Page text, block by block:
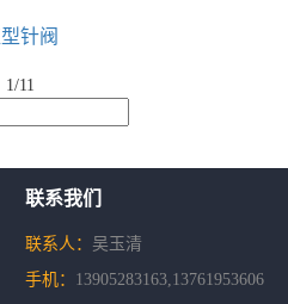
针阀
1/11
联系我们
联系人： 吴玉清
手机： 13905283163,13761953606